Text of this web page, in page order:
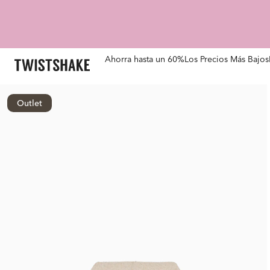
Ahorra hasta un 60%Los Precios Más Bajos
Outlet